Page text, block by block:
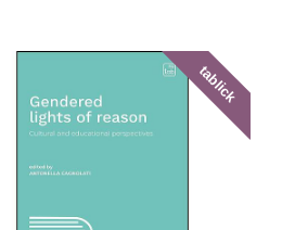
tablick